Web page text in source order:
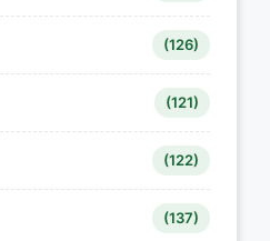
(126)
(121)
(122)
(137)